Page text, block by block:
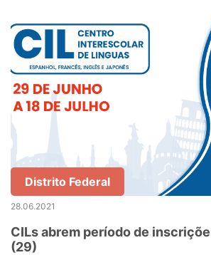
Distrito Federal
28.06.2021
CILs abrem período de
(29)